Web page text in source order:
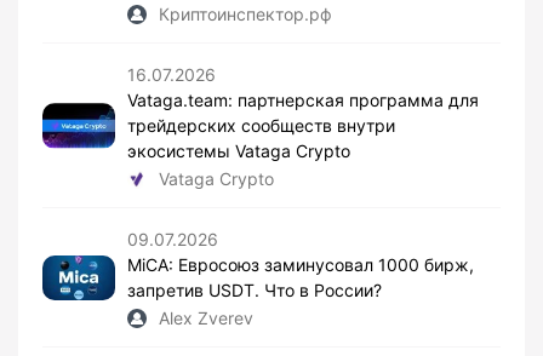
Криптоинспектор.рф
16.07.2026
Vataga.team: партнерская программа для
трейдерских сообществ внутри
экосистемы Vataga Crypto
Vataga Crypto
09.07.2026
MiCA: Евросоюз заминусовал 1000 бирж,
запретив USDT. Что в России?
Alex Zverev